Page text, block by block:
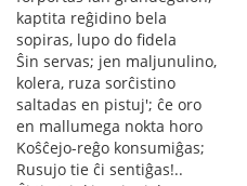
kaptita reĝidino bela
sopiras, lupo do fidela
Ŝin servas; jen maljunulino,
kolera, ruza sorĉistino
saltadas en pistuj'; ĉe oro
en mallumega nokta horo
Koŝĉejo-reĝo konsumiĝas;
Rusujo tie ĉi sentiĝas!..